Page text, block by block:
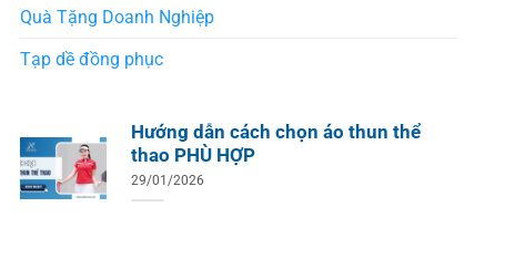
ÁO THUN ĐỒNG PHỤC
Áo Teambuilding Công Ty
ÁO THUN ĐỒNG PHỤC
Áo Teambuilding Công Ty
Quà Tặng Doanh Nghiệp
Tạp dề đồng phục
Hướng dẫn cách chọn áo thun thể
thao PHÙ HỢP
29/01/2026